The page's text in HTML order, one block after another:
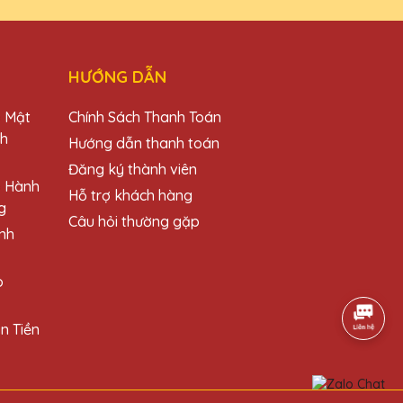
lượng tuyệt vời.
Rất đáng tiền!
Mật
Hành
Tiền
HƯỚNG DẪN
Chính Sách Thanh Toán
Hướng dẫn thanh toán
Đăng ký thành viên
Hỗ trợ khách hàng
Câu hỏi thường gặp